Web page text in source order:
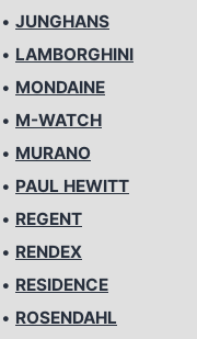
• JUNGHANS
• LAMBORGHINI
• MONDAINE
• M-WATCH
• MURANO
• PAUL HEWITT
• REGENT
• RENDEX
• RESIDENCE
• ROSENDAHL